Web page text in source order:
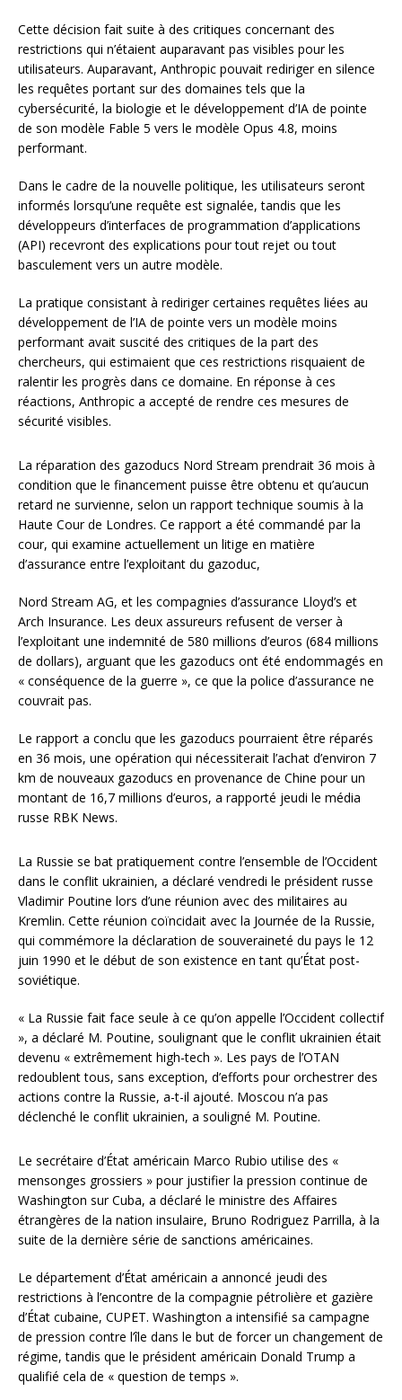
Cette décision fait suite à des critiques concernant des
restrictions qui n’étaient auparavant pas visibles pour les
utilisateurs. Auparavant, Anthropic pouvait rediriger en silence
les requêtes portant sur des domaines tels que la
cybersécurité, la biologie et le développement d’IA de pointe
de son modèle Fable 5 vers le modèle Opus 4.8, moins
performant.
Dans le cadre de la nouvelle politique, les utilisateurs seront
informés lorsqu’une requête est signalée, tandis que les
développeurs d’interfaces de programmation d’applications
(API) recevront des explications pour tout rejet ou tout
basculement vers un autre modèle.
La pratique consistant à rediriger certaines requêtes liées au
développement de l’IA de pointe vers un modèle moins
performant avait suscité des critiques de la part des
chercheurs, qui estimaient que ces restrictions risquaient de
ralentir les progrès dans ce domaine. En réponse à ces
réactions, Anthropic a accepté de rendre ces mesures de
sécurité visibles.
La réparation des gazoducs Nord Stream prendrait 36 mois à
condition que le financement puisse être obtenu et qu’aucun
retard ne survienne, selon un rapport technique soumis à la
Haute Cour de Londres. Ce rapport a été commandé par la
cour, qui examine actuellement un litige en matière
d’assurance entre l’exploitant du gazoduc,
Nord Stream AG, et les compagnies d’assurance Lloyd’s et
Arch Insurance. Les deux assureurs refusent de verser à
l’exploitant une indemnité de 580 millions d’euros (684 millions
de dollars), arguant que les gazoducs ont été endommagés en
« conséquence de la guerre », ce que la police d’assurance ne
couvrait pas.
Le rapport a conclu que les gazoducs pourraient être réparés
en 36 mois, une opération qui nécessiterait l’achat d’environ 7
km de nouveaux gazoducs en provenance de Chine pour un
montant de 16,7 millions d’euros, a rapporté jeudi le média
russe RBK News.
La Russie se bat pratiquement contre l’ensemble de l’Occident
dans le conflit ukrainien, a déclaré vendredi le président russe
Vladimir Poutine lors d’une réunion avec des militaires au
Kremlin. Cette réunion coïncidait avec la Journée de la Russie,
qui commémore la déclaration de souveraineté du pays le 12
juin 1990 et le début de son existence en tant qu’État post-
soviétique.
« La Russie fait face seule à ce qu’on appelle l’Occident collectif
», a déclaré M. Poutine, soulignant que le conflit ukrainien était
devenu « extrêmement high-tech ». Les pays de l’OTAN
redoublent tous, sans exception, d’efforts pour orchestrer des
actions contre la Russie, a-t-il ajouté. Moscou n’a pas
déclenché le conflit ukrainien, a souligné M. Poutine.
Le secrétaire d’État américain Marco Rubio utilise des «
mensonges grossiers » pour justifier la pression continue de
Washington sur Cuba, a déclaré le ministre des Affaires
étrangères de la nation insulaire, Bruno Rodriguez Parrilla, à la
suite de la dernière série de sanctions américaines.
Le département d’État américain a annoncé jeudi des
restrictions à l’encontre de la compagnie pétrolière et gazière
d’État cubaine, CUPET. Washington a intensifié sa campagne
de pression contre l’île dans le but de forcer un changement de
régime, tandis que le président américain Donald Trump a
qualifié cela de « question de temps ».